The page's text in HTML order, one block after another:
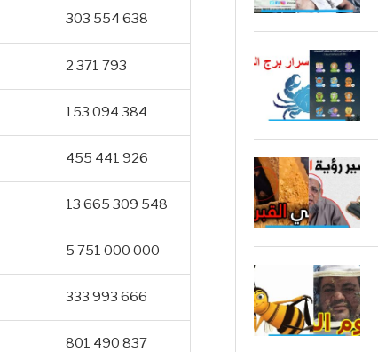
303 554 638
2 371 793
153 094 384
455 441 926
13 665 309 548
5 751 000 000
333 993 666
801 490 837